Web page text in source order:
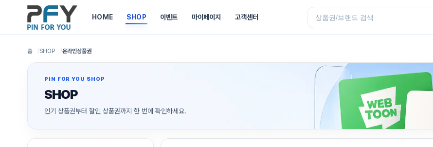
HOME SHOP 이벤트 마이페이지 고객센터
홈 SHOP 온라인상품권
PIN FOR YOU SHOP
SHOP
인기 상품권부터 할인 상품권까지 한 번에 확인하세요.